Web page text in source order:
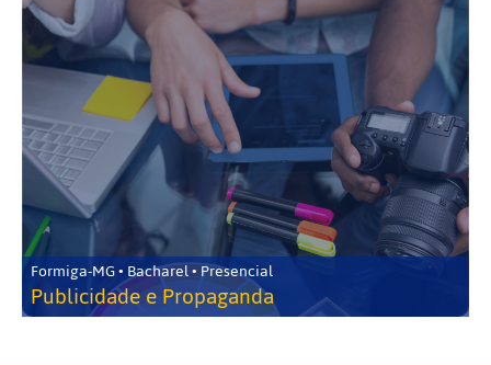
Formiga-MG • Bacharel • Presencial
Publicidade e Propaganda